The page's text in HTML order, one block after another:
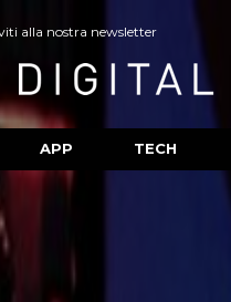
alla nostra newsletter
APP TECH